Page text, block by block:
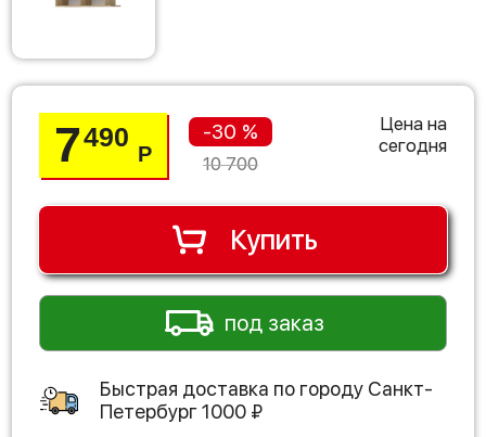
7490
Р
-30 %
10 700
Цена на
сегодня
Купить
под заказ
Быстрая доставка по городу Санкт-
Петербург1000 ₽